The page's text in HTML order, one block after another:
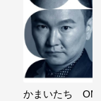
かまいたち